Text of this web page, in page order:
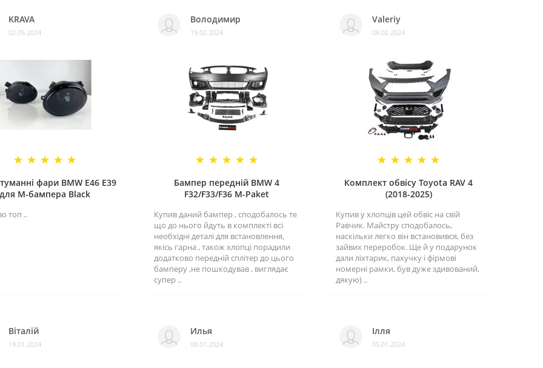
KRAVA
02.05.2024
фари BMW E46 E39
для M-бампера Black
топ ..
Володимир
19.02.2024
Бампер передній BMW 4
F32/F33/F36 M-Paket
Купив даний бампер , сподобалось те
що до нього йдуть в комплекті всі
необхідні деталі для встановлення,
якісь гарна , також хлопці порадили
додатково передній сплітер до цього
бамперу ,не пошкодував , виглядає
супер ..
Valeriy
08.02.2024
Комплект обвісу Toyota RAV 4
(2018-2025)
Купив у хлопців цей обвіс на свій
Равчик. Майстру сподобалось,
наскільки легко він встановився, без
зайвих переробок. Ще й у подарунок
дали ліхтарик, пахучку і фірмові
номерні рамки, був дуже здивований,
дякую) ..
Віталій
19.01.2024
Илья
08.01.2024
Ілля
05.01.2024